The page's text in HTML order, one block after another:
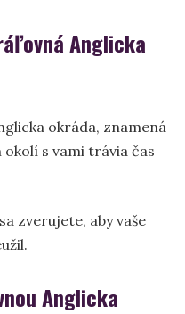
Anglicka
okráda, znamená
s vami trávia čas
zverujete, aby vaše
Anglicka